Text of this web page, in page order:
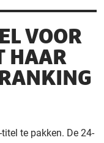
VOOR
HAAR
te pakken. De 24-